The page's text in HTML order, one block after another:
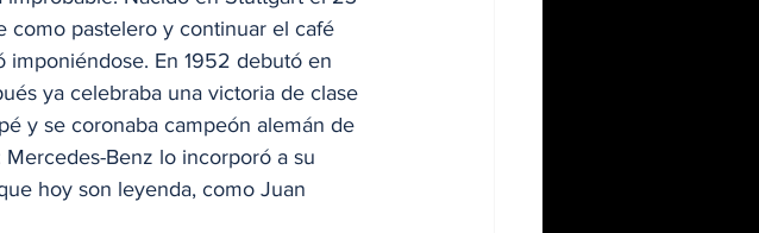
como pastelero y continuar el café
En 1952 debutó en
ya celebraba una victoria de clase
y se coronaba campeón alemán de
Benz lo incorporó a su
hoy son leyenda, como Juan